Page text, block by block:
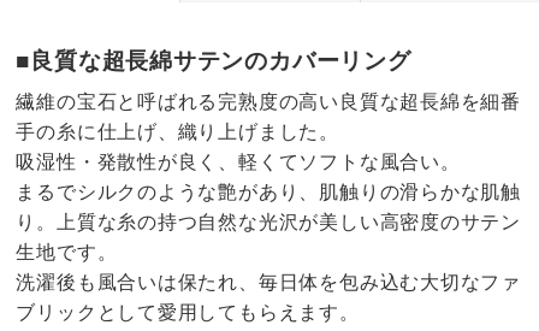
■良質な超長綿サテンのカバーリング
繊維の宝石と呼ばれる完熟度の高い良質な超長綿を細番
手の糸に仕上げ、織り上げました。
吸湿性・発散性が良く、軽くてソフトな風合い。
まるでシルクのような艶があり、肌触りの滑らかな肌触
り。上質な糸の持つ自然な光沢が美しい高密度のサテン
生地です。
洗濯後も風合いは保たれ、毎日体を包み込む大切なファ
ブリックとして愛用してもらえます。